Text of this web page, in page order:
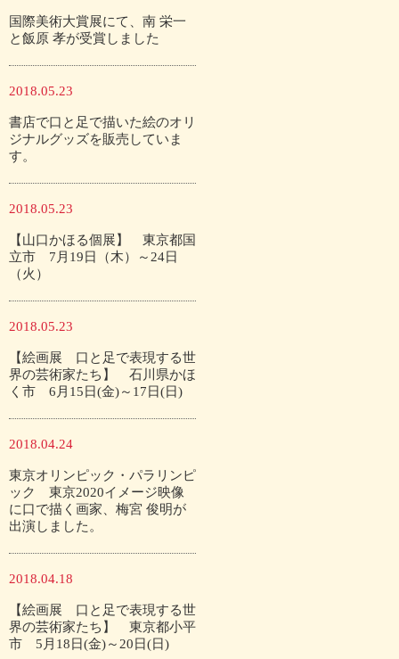
国際美術大賞展にて、南 栄一
と飯原 孝が受賞しました
2018.05.23
書店で口と足で描いた絵のオリ
ジナルグッズを販売していま
す。
2018.05.23
【山口かほる個展】 東京都国
立市 7月19日（木）～24日
（火）
2018.05.23
【絵画展 口と足で表現する世
界の芸術家たち】 石川県かほ
く市 6月15日(金)～17日(日)
2018.04.24
東京オリンピック・パラリンピ
ック 東京2020イメージ映像
に口で描く画家、梅宮 俊明が
出演しました。
2018.04.18
【絵画展 口と足で表現する世
界の芸術家たち】 東京都小平
市 5月18日(金)～20日(日)